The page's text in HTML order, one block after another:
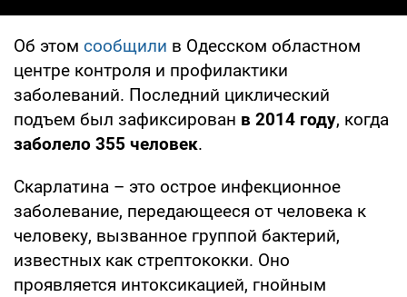
Об этом сообщили в Одесском областном
центре контроля и профилактики
заболеваний. Последний циклический
подъем был зафиксирован в 2014 году, когда
заболело 355 человек.
Скарлатина – это острое инфекционное
заболевание, передающееся от человека к
человеку, вызванное группой бактерий,
известных как стрептококки. Оно
проявляется интоксикацией, гнойным